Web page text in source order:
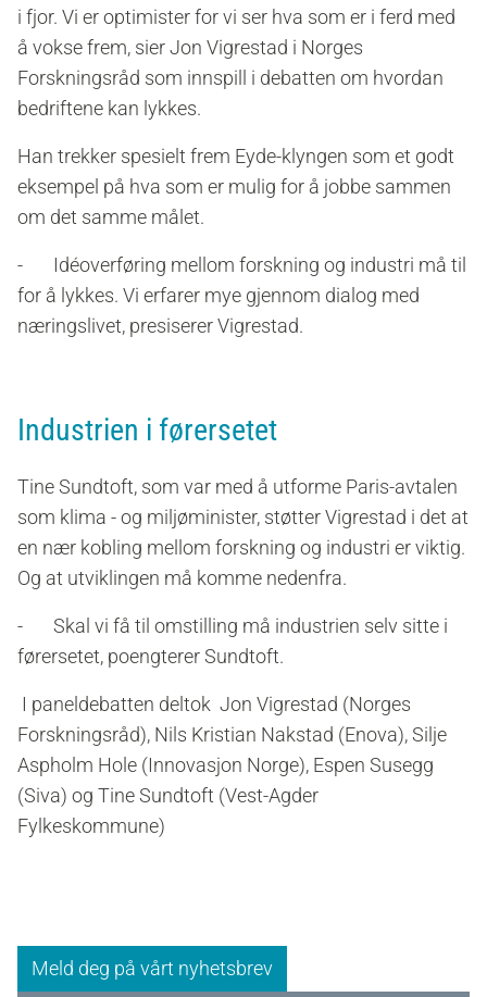
i fjor. Vi er optimister for vi ser hva som er i ferd med
å vokse frem, sier Jon Vigrestad i Norges
Forskningsråd som innspill i debatten om hvordan
bedriftene kan lykkes.
Han trekker spesielt frem Eyde-klyngen som et godt
eksempel på hva som er mulig for å jobbe sammen
om det samme målet.
- Idéoverføring mellom forskning og industri må til
for å lykkes. Vi erfarer mye gjennom dialog med
næringslivet, presiserer Vigrestad.
Industrien i førersetet
Tine Sundtoft, som var med å utforme Paris-avtalen
som klima - og miljøminister, støtter Vigrestad i det at
en nær kobling mellom forskning og industri er viktig.
Og at utviklingen må komme nedenfra.
- Skal vi få til omstilling må industrien selv sitte i
førersetet, poengterer Sundtoft.
I paneldebatten deltok Jon Vigrestad (Norges
Forskningsråd), Nils Kristian Nakstad (Enova), Silje
Aspholm Hole (Innovasjon Norge), Espen Susegg
(Siva) og Tine Sundtoft (Vest-Agder
Fylkeskommune)
Meld deg på vårt nyhetsbrev